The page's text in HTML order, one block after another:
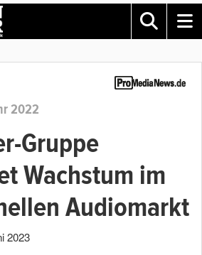
2022
Gruppe
Wachstum im
Audiomarkt
2023